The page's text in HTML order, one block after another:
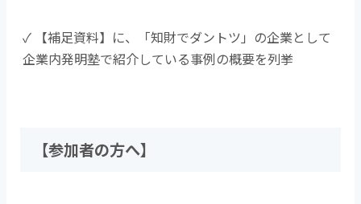
✓ 【補足資料】に、「知財でダントツ」の企業として
企業内発明塾で紹介している事例の概要を列挙
【参加者の方へ】